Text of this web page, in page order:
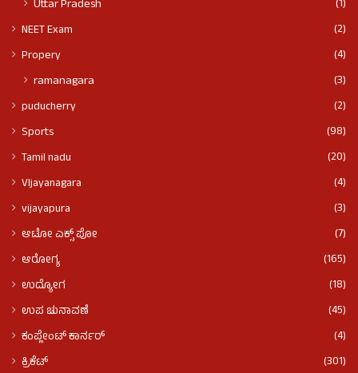
Uttar Pradesh
NEET Exam
(2)
Propery
(4)
ramanagara (3)
puducherry
(2)
Sports
(98)
Tamil nadu
(20)
VIjayanagara
(4)
vijayapura
(3)
ಆಟೋ ಎಕ್ಸ್ ಪೋ
(7)
ಆರೋಗ್ಯ
(165)
ಉದ್ಯೋಗ
(18)
ಉಪ ಚುನಾವಣೆ
(45)
ಕಂಪ್ಲೇಂಟ್ ಕಾರ್ನರ್
(4)
ಕ್ರಿಕೆಟ್
(301)